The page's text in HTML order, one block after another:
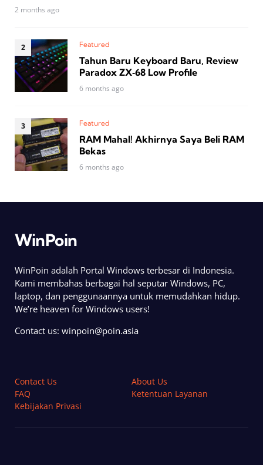
2 months ago
Featured
Tahun Baru Keyboard Baru, Review
Paradox ZX‑68 Low Profile
6 months ago
Featured
RAM Mahal! Akhirnya Saya Beli RAM
Bekas
6 months ago
WinPoin
WinPoin adalah Portal Windows terbesar di Indonesia.
Kami membahas berbagai hal seputar Windows, PC,
laptop, dan penggunaannya untuk memudahkan hidup.
We’re heaven for Windows users!
Contact us: winpoin@poin.asia
Contact Us
About Us
FAQ
Ketentuan Layanan
Kebijakan Privasi